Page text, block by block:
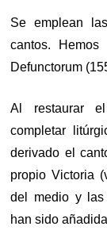
Se emplean
cantos.
Defunctorum
Al restaurar
completar
derivado el
propio Victoria
del medio y las
han sido